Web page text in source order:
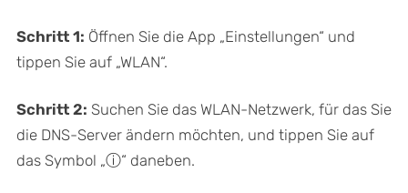
Schritt 1: Öffnen Sie die App „Einstellungen“ und
tippen Sie auf „WLAN“.
Schritt 2: Suchen Sie das WLAN-Netzwerk, für das Sie
die DNS-Server ändern möchten, und tippen Sie auf
das Symbol „ⓘ“ daneben.